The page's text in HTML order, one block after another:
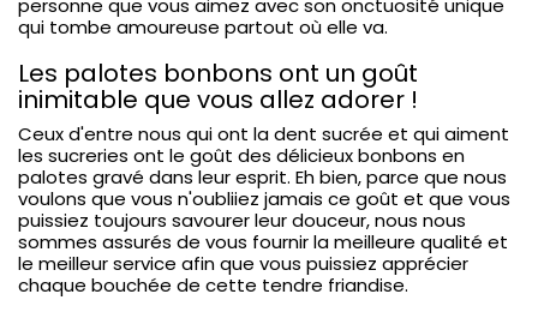
personne que vous aimez avec son onctuosité unique
qui tombe amoureuse partout où elle va.
Les palotes bonbons ont un goût
inimitable que vous allez adorer !
Ceux d'entre nous qui ont la dent sucrée et qui aiment
les sucreries ont le goût des délicieux bonbons en
palotes gravé dans leur esprit. Eh bien, parce que nous
voulons que vous n'oubliiez jamais ce goût et que vous
puissiez toujours savourer leur douceur, nous nous
sommes assurés de vous fournir la meilleure qualité et
le meilleur service afin que vous puissiez apprécier
chaque bouchée de cette tendre friandise.